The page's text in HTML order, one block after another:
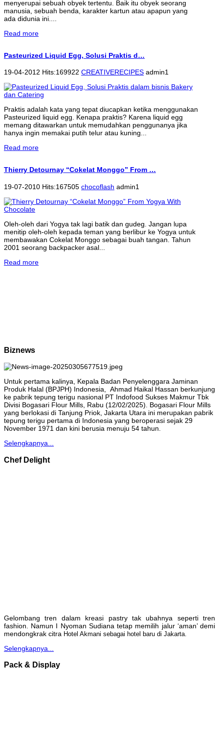
menyerupai sebuah obyek tertentu. Baik itu obyek seorang
manusia, sebuah benda, karakter kartun atau apapun yang
ada didunia ini....
Read more
Pasteurized Liquid Egg, Solusi Praktis d…
19-04-2012 Hits:169922 CREATIVERECIPES admin1
Praktis adalah kata yang tepat diucapkan ketika menggunakan
Pasteurized liquid egg. Kenapa praktis? Karena liquid egg
memang ditawarkan untuk memudahkan penggunanya jika
hanya ingin memakai putih telur atau kuning...
Read more
Thierry Detournay “Cokelat Monggo” From …
19-07-2010 Hits:167505 chocoflash admin1
Oleh-oleh dari Yogya tak lagi batik dan gudeg. Jangan lupa
menitip oleh-oleh kepada teman yang berlibur ke Yogya untuk
membawakan Cokelat Monggo sebagai buah tangan. Tahun
2001 seorang backpacker asal...
Read more
Biznews
Untuk pertama kalinya, Kepala Badan Penyelenggara Jaminan
Produk Halal (BPJPH) Indonesia, Ahmad Haikal Hassan berkunjung
ke pabrik tepung terigu nasional PT Indofood Sukses Makmur Tbk
Divisi Bogasari Flour Mills, Rabu (12/02/2025). Bogasari Flour Mills
yang berlokasi di Tanjung Priok, Jakarta Utara ini merupakan pabrik
tepung terigu pertama di Indonesia yang beroperasi sejak 29
November 1971 dan kini berusia menuju 54 tahun.
Selengkapnya...
Chef Delight
Gelombang tren dalam kreasi pastry tak ubahnya seperti tren
fashion. Namun I Nyoman Sudiana tetap memilih jalur ‘aman’ demi
mendongkrak citra Hotel Akmani sebagai hotel baru di Jakarta.
Selengkapnya...
Pack & Display